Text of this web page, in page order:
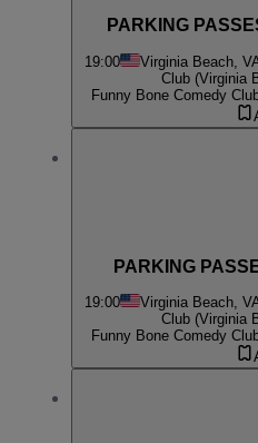
PARKING
19:00 Virginia Beach,
Club (Virginia
Funny Bone Comedy
PARKING
19:00 Virginia Beach,
Club (Virginia
Funny Bone Comedy